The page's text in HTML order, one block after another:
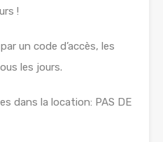
!
un code d’accès, les
les jours.
dans la location: PAS DE